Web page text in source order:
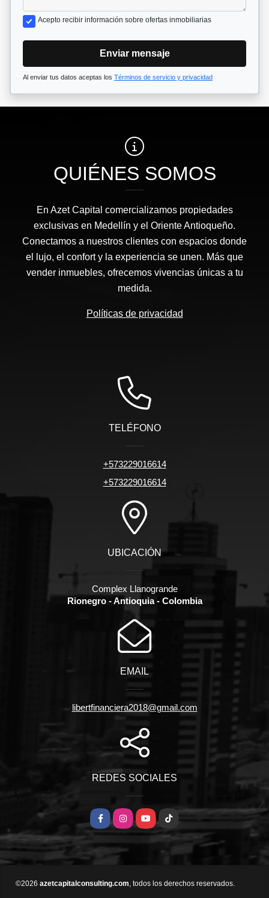
Acepto recibir información sobre ofertas inmobiliarias
Enviar mensaje
Al enviar tus datos aceptas los Términos de servicio y privacidad
QUIÉNES SOMOS
En Azet Capital comercializamos propiedades
exclusivas en Medellín y el Oriente Antioqueño.
Conectamos a nuestros clientes con espacios donde
el lujo, el confort y la experiencia se unen. Más que
vender inmuebles, ofrecemos vivencias únicas a tu
medida.
Políticas de privacidad
TELÉFONO
+573229016614
+573229016614
UBICACIÓN
Complex Llanogrande
Rionegro - Antioquia - Colombia
EMAIL
libertfinanciera2018@gmail.com
REDES SOCIALES
FacebookInstagramYouTube
TikTok
©2026 azetcapitalconsulting.com , todos los derechos reservados.